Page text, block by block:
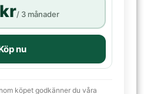
/ 3 månader
nu
köpet godkänner du våra